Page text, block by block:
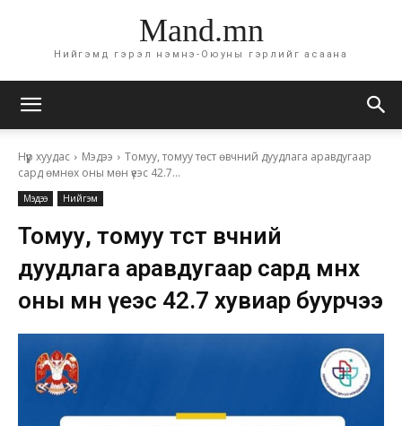
Mand.mn
Нийгэмд гэрэл нэмнэ-Оюуны гэрлийг асаана
Нүүр хуудас Мэдээ
Томуу, томуу төст өвчний дуудлага аравдугаар
сард өмнөх оны мөн үеэс 42.7...
Мэдээ Нийгэм
Томуу, томуу төст өвчний
дуудлага аравдугаар сард өмнөх
оны мөн үеэс 42.7 хувиар буурчээ